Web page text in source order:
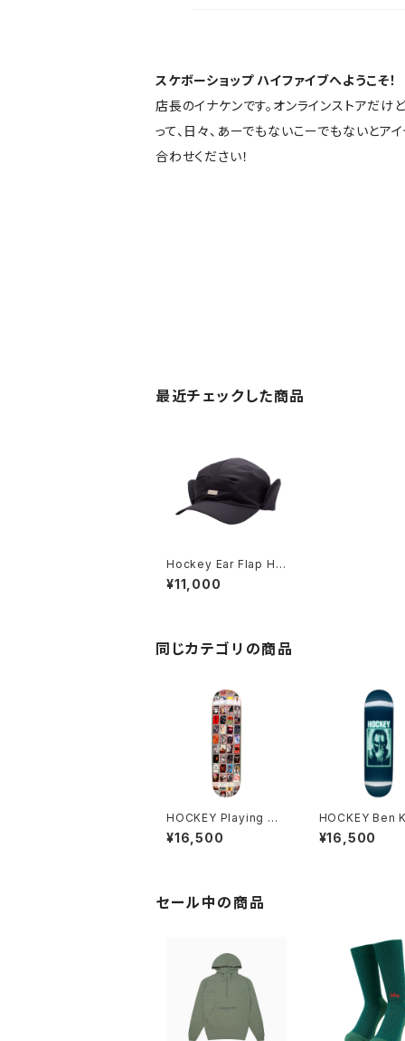
スケボーショップ ハイファイブへようこそ！
店長のイナケンです。オンラインストアだけ
って、日々、あーでもないこーでもないとア
合わせください！
最近チェックした商品
Hockey Ear Flap Ha
t
¥11,000
同じカテゴリの商品
HOCKEY Playing Ca
rds Shape 1 8.インチ
ホッキー スケートボー
¥16,500
HOCKEY Ben
w Side
Shape 8.38イ
¥16,500
セール中の商品